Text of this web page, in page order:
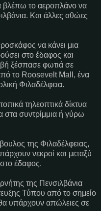
βλέπω το αεροπλάνο να
Και άλλες αθώες
να κάνει μια
στο έδαφος και
ξέσπασε φωτιά σε
το Roosevelt Mall, ένα
Φιλαδέλφεια.
τηλεοπτικά δίκτυα
στα συντρίμμια ή γύρω
της Φιλαδέλφειας,
νεκροί και μεταξύ
έδαφος.
της Πενσιλβάνια
Τύπου από το σημείο
υπάρχουν απώλειες σε